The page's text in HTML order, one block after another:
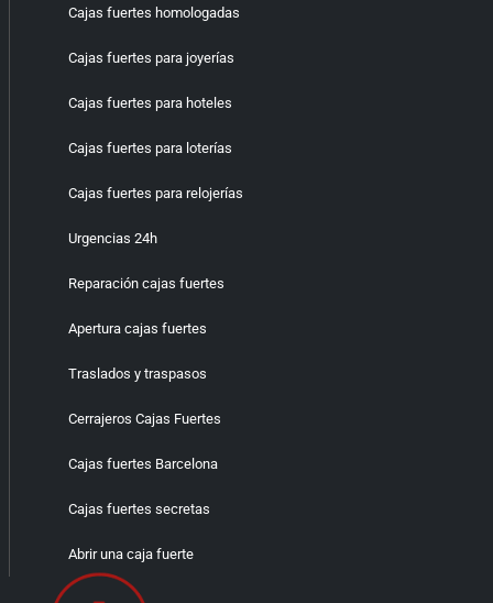
Cajas fuertes homologadas
Cajas fuertes para joyerías
Cajas fuertes para hoteles
Cajas fuertes para loterías
Cajas fuertes para relojerías
Urgencias 24h
Reparación cajas fuertes
Apertura cajas fuertes
Traslados y traspasos
Cerrajeros Cajas Fuertes
Cajas fuertes Barcelona
Cajas fuertes secretas
Abrir una caja fuerte